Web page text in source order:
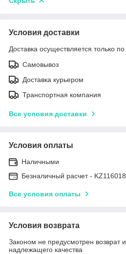
Условия доставки
Доставка осуществляется только
Самовывоз
Доставка курьером
Транспортная компания
Все условия доставки
Условия оплаты
Наличными
Безналичный расчет -
Все условия оплаты
Условия возврата
Законом не предусмотрен возврат
надлежащего качества